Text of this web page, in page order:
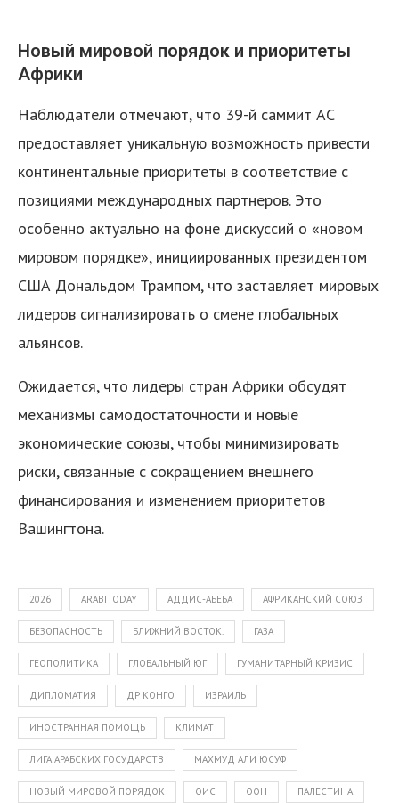
Новый мировой порядок и приоритеты
Африки
Наблюдатели отмечают, что 39-й саммит АС
предоставляет уникальную возможность привести
континентальные приоритеты в соответствие с
позициями международных партнеров. Это
особенно актуально на фоне дискуссий о «новом
мировом порядке», инициированных президентом
США Дональдом Трампом, что заставляет мировых
лидеров сигнализировать о смене глобальных
альянсов.
Ожидается, что лидеры стран Африки обсудят
механизмы самодостаточности и новые
экономические союзы, чтобы минимизировать
риски, связанные с сокращением внешнего
финансирования и изменением приоритетов
Вашингтона.
2026 ARABITODAY АДДИС-АБЕБА АФРИКАНСКИЙ СОЮЗ
БЕЗОПАСНОСТЬ БЛИЖНИЙ ВОСТОК. ГАЗА
ГЕОПОЛИТИКА ГЛОБАЛЬНЫЙ ЮГ ГУМАНИТАРНЫЙ КРИЗИС
ДИПЛОМАТИЯ ДР КОНГО ИЗРАИЛЬ
ИНОСТРАННАЯ ПОМОЩЬ КЛИМАТ
ЛИГА АРАБСКИХ ГОСУДАРСТВ МАХМУД АЛИ ЮСУФ
НОВЫЙ МИРОВОЙ ПОРЯДОК ОИС ООН ПАЛЕСТИНА